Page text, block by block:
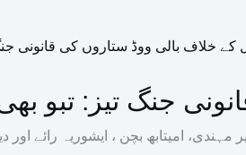
جنگ تیز: تبو